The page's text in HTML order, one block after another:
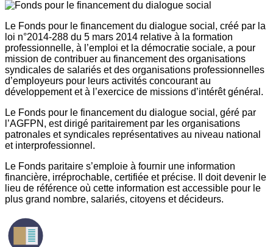
Le Fonds pour le financement du dialogue social, créé par la
loi n°2014-288 du 5 mars 2014 relative à la formation
professionnelle, à l’emploi et la démocratie sociale, a pour
mission de contribuer au financement des organisations
syndicales de salariés et des organisations professionnelles
d’employeurs pour leurs activités concourant au
développement et à l’exercice de missions d’intérêt général.
Le Fonds pour le financement du dialogue social, géré par
l’AGFPN, est dirigé paritairement par les organisations
patronales et syndicales représentatives au niveau national
et interprofessionnel.
Le Fonds paritaire s’emploie à fournir une information
financière, irréprochable, certifiée et précise. Il doit devenir le
lieu de référence où cette information est accessible pour le
plus grand nombre, salariés, citoyens et décideurs.